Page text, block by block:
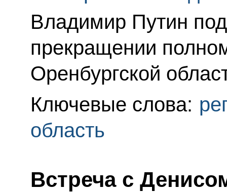
Владимир Путин
прекращении
Оренбургской
Ключевые слова:
область
Встреча с